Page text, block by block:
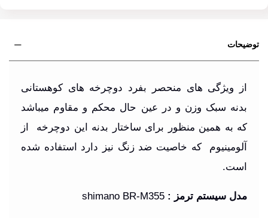
توضیحات
از ویژگی های منحصر بفرد دوچرخه های کوهستانی
بدنه سبک وزن و در عین حال محکم و مقاوم میباشد
که به همین منظور برای ساختار بدنه این دوچرخه از
آلومینیوم که خاصیت ضد زنگ نیز دارد استفاده شده
است.
مدل سیستم ترمز : shimano BR-M355